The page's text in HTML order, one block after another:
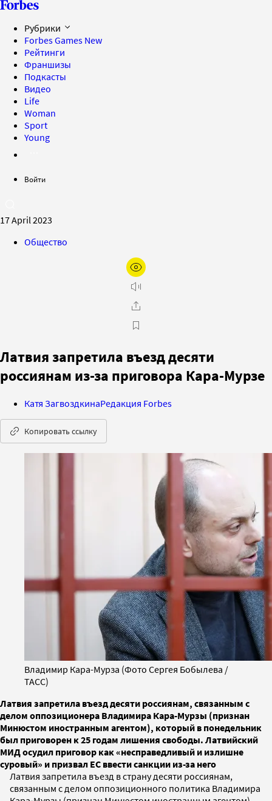
Рубрики
Forbes Games New
Рейтинги
Франшизы
Подкасты
Видео
Life
Woman
Sport
Young
Войти
17 April 2023
Общество
Латвия запретила въезд десяти
россиянам из-за приговора Кара-Мурзе
Катя ЗагвоздкинаРедакция Forbes
Копировать ссылку
Владимир Кара-Мурза (Фото Сергея Бобылева /
ТАСС)
Латвия запретила въезд десяти россиянам, связанным с
делом оппозиционера Владимира Кара-Мурзы (признан
Минюстом иностранным агентом), который в понедельник
был приговорен к 25 годам лишения свободы. Латвийский
МИД осудил приговор как «несправедливый и излишне
суровый» и призвал ЕС ввести санкции из-за него
Латвия запретила въезд в страну десяти россиянам,
связанным с делом оппозиционного политика Владимира